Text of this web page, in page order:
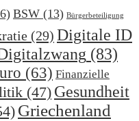
BSW (13) Bürgerbeteiligung
(29) Digitale ID
(83)
(63) Finanzielle
(47) Gesundheit
Griechenland